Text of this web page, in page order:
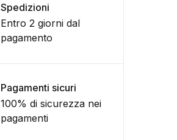
Spedizioni
Entro 2 giorni dal
pagamento
Pagamenti sicuri
100% di sicurezza nei
pagamenti